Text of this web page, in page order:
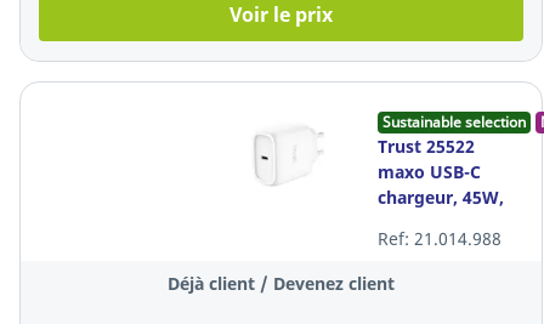
Voir le prix
Sustainable selection
Trust 25522
maxo USB-C
chargeur, 45W,
Ref: 21.014.988
Déjà client / Devenez client